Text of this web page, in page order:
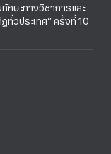
กษะทางวิชาการและ
วประเทศ” ครั้งที่ 10